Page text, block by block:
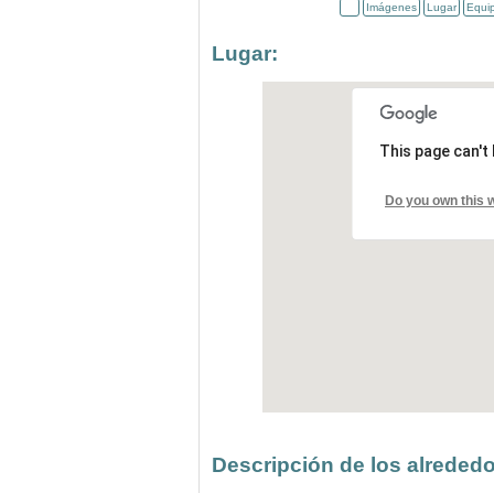
Imágenes Lugar
Lugar:
This page
Do you own this
Descripción de los